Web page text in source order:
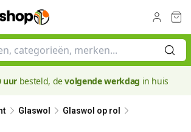
uur besteld, devolgende werkdag in huis
Glaswol
Glaswol op rol